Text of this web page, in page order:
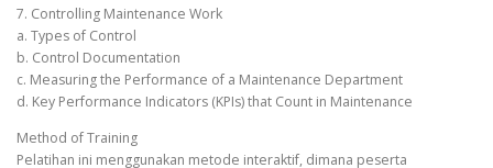
7. Controlling Maintenance Work
a. Types of Control
b. Control Documentation
c. Measuring the Performance of a Maintenance Department
d. Key Performance Indicators (KPIs) that Count in Maintenance
Method of Training
Pelatihan ini menggunakan metode interaktif, dimana peserta